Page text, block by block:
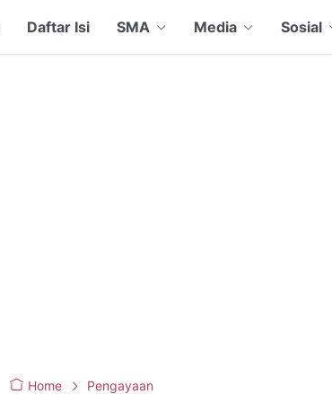
Daftar Isi SMA Media Sosial
Home Pengayaan